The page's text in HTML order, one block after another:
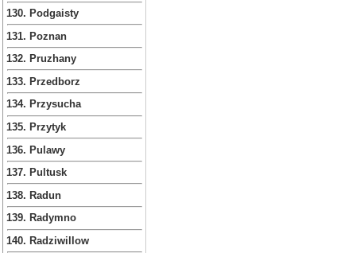
130. Podgaisty
131. Poznan
132. Pruzhany
133. Przedborz
134. Przysucha
135. Przytyk
136. Pulawy
137. Pultusk
138. Radun
139. Radymno
140. Radziwillow